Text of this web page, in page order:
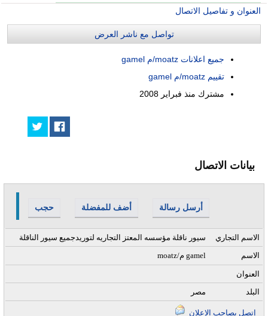
العنوان و تفاصيل الاتصال
تواصل مع ناشر العرض
جميع اعلانات moatz/م gamel
تقييم moatz/م gamel
مشترك منذ فبراير 2008
بيانات الاتصال
حجب أضف للمفضلة أرسل رسالة
سيور ناقلة مؤسسه المعتز التجاريه لتوريدجميع سيور الناقلة
الاسم التجاري
moatz/م gamel
الاسم
العنوان
مصر
البلد